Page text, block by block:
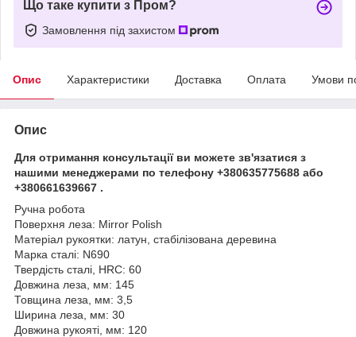
Що таке купити з Пром?
Замовлення під захистом
Опис Характеристики Доставка Оплата Умови
Опис
Для отримання консультації ви можете зв'язатися з
нашими менеджерами по телефону +380635775688 або
+380661639667 .
Ручна робота
Поверхня леза: Mirror Polish
Матеріал рукоятки: латун, стабілізована деревина
Марка сталі: N690
Твердість сталі, HRC: 60
Довжина леза, мм: 145
Товщина леза, мм: 3,5
Ширина леза, мм: 30
Довжина рукояті, мм: 120